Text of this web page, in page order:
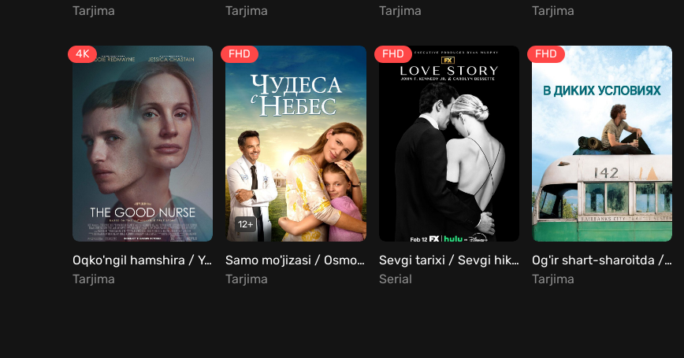
Tarjima
Tarjima
Tarjima
Tarjima
4K
Oqko'ngil hamshira / Yaxshi hamshira / Yaxshi tibbiyot xodimi Uzbek tilida
Tarjima
FHD
12+
Samo mo'jizasi / Osmondagi mo'jizalar Uzbek Tilida
Tarjima
FHD
Sevgi tarixi / Sevgi hikoyasi Barcha qismlar Uzbek Tilida
Serial
FHD
Og'ir shart-sharoitda / Yovvoyi tabiatda Uzbek Tilida
Tarjima